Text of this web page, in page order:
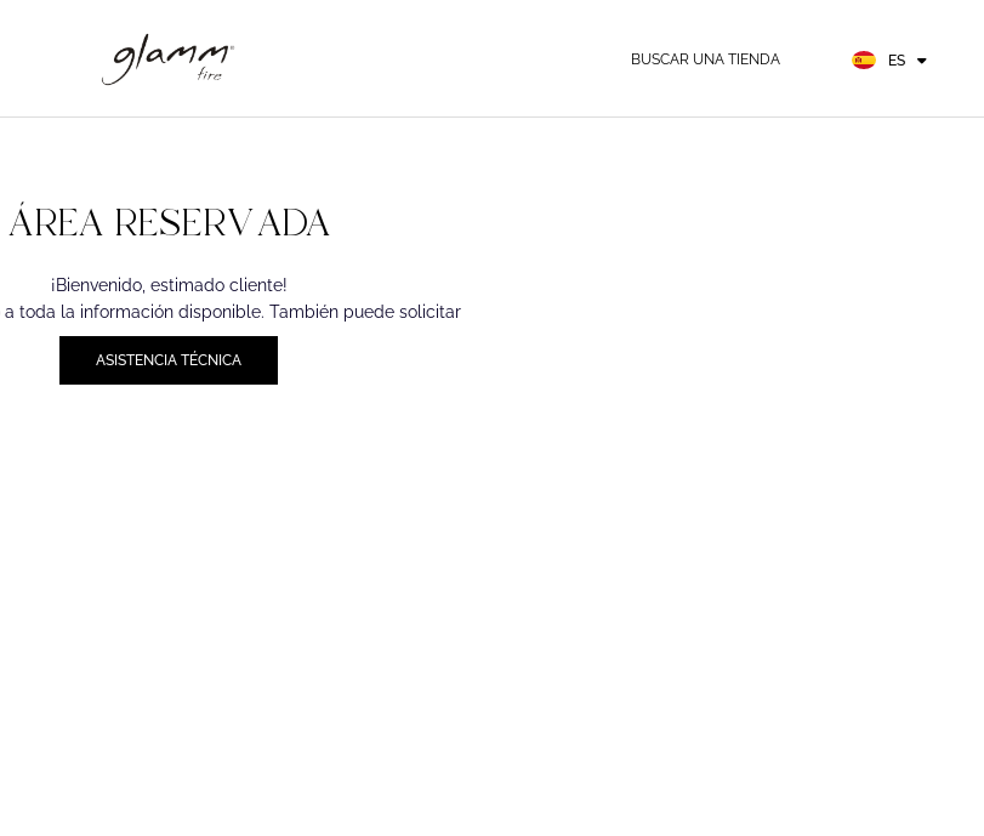
BUSCAR UNA TIENDA ES
DE
ÁREA RESERVADA
¡Bienvenido, estimado cliente!
a toda la información disponible. También puede solicitar
ASISTENCIA TÉCNICA